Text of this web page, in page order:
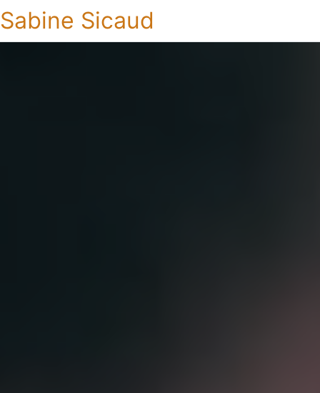
Sabine Sicaud